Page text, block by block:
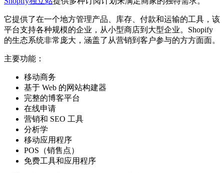
它提供了在一个地方管理产品、库存、付款和运输的工具，该
平台支持各种规模的企业，从小型商店到大型企业。Shopify
的生态系统非常庞大，涵盖了从营销到客户参与的方方面面。
主要功能：
移动商务
基于 Web 的网站构建器
完整的博客平台
在线申请
营销和 SEO 工具
分析学
移动应用程序
POS（销售点）
免费工具和应用程序